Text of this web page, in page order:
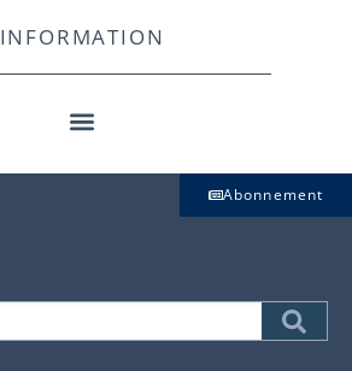
INFORMATION
Abonnement